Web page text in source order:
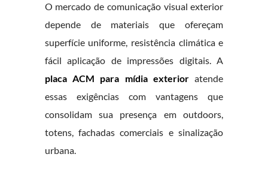
O mercado de comunicação visual exterior
depende de materiais que ofereçam
superfície uniforme, resistência climática e
fácil aplicação de impressões digitais. A
placa ACM para mídia exterioratende
essas exigências com vantagens que
consolidam sua presença em outdoors,
totens, fachadas comerciais e sinalização
urbana.